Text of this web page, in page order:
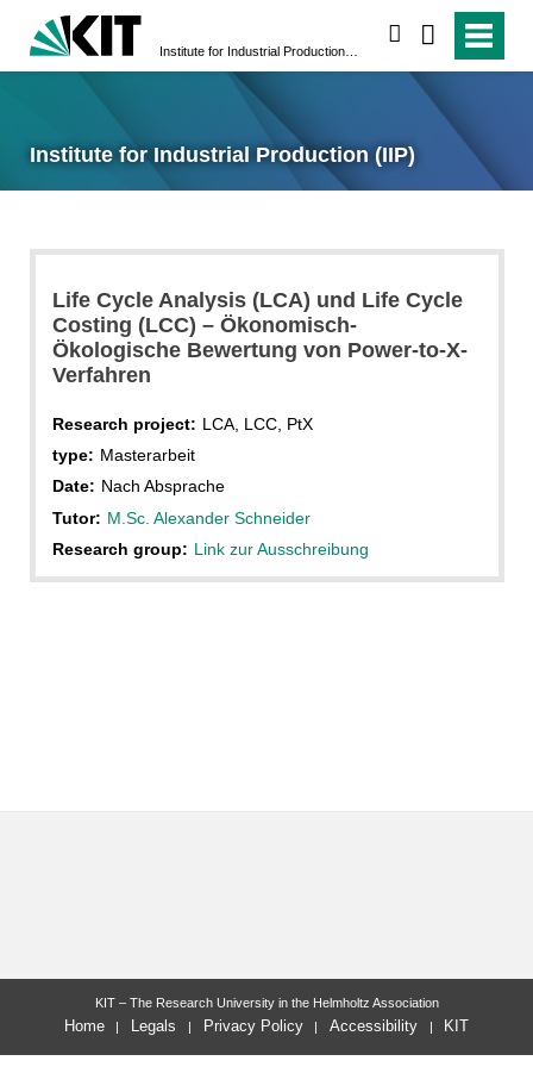
Institute for Industrial Production (IIP)
Life Cycle Analysis (LCA) und Life Cycle
Costing (LCC) – Ökonomisch-
Ökologische Bewertung von Power-to-X-
Verfahren
Research project: LCA, LCC, PtX
type: Masterarbeit
Date: Nach Absprache
Tutor: M.Sc. Alexander Schneider
Research group: Link zur Ausschreibung
KIT – The Research University in the Helmholtz Association
Home Legals Privacy Policy Accessibility KIT